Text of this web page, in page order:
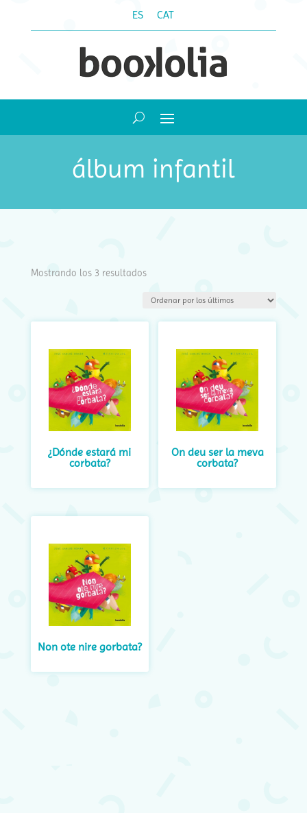
ES CAT
álbum infantil
Mostrando los 3 resultadosOrdenado
¿Dónde estará mi
corbata?
On deu ser la meva
corbata?
Non ote nire gorbata?